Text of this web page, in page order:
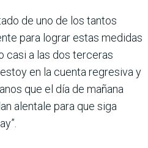
de uno de los tantos
para lograr estas medidas
casi a las dos terceras
en la cuenta regresiva y
que el día de mañana
alentale para que siga